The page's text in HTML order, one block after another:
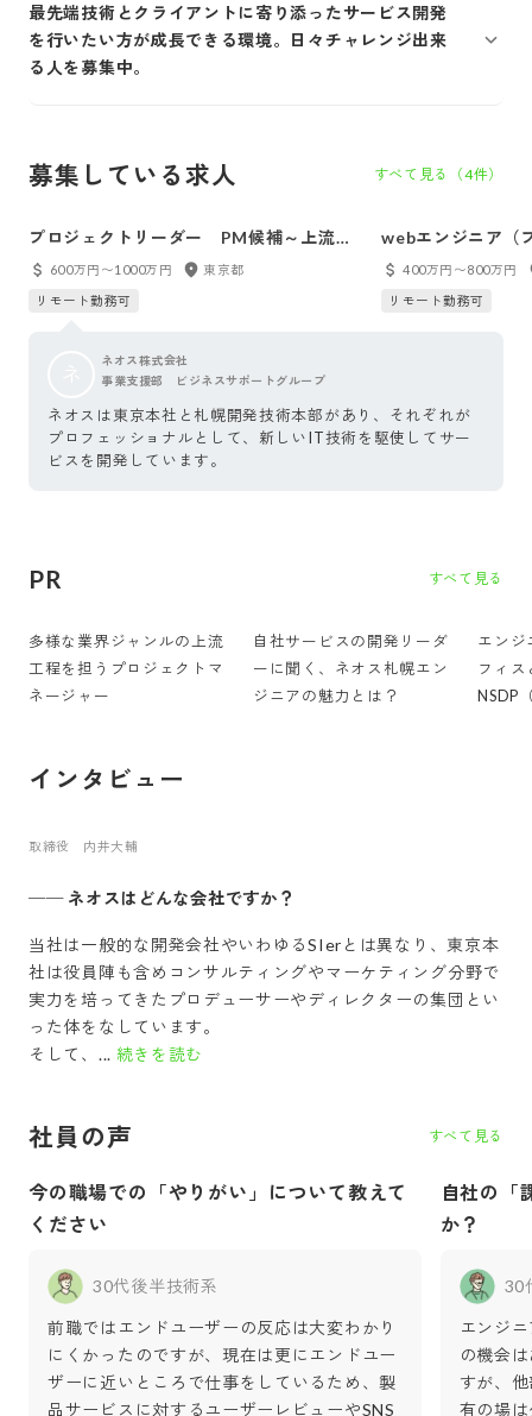
最先端技術とクライアントに寄り添ったサービス開発
を行いたい方が成長できる環境。日々チャレンジ出来
る人を募集中。
募集している求人 すべて見る（4件）
プロジェクトリーダー PM候補～上流工
程から一気通貫のプライム案件プロジェク
トに参画～プロジェクトリーダーからステ
600万円〜1000万円
東京都
リモート勤務可
webエンジニア（
エンド）※転勤/出
発
400万円〜800万円
リモート勤務可
ネオス株式会社
事業支援部 ビジネスサポートグループ
ネオスは東京本社と札幌開発技術本部があり、それぞれが
プロフェッショナルとして、新しいIT技術を駆使してサー
ビスを開発しています。
PR すべて見る
多様な業界ジャンルの上流
工程を担うプロジェクトマ
ネージャー
自社サービスの開発リーダ
ーに聞く、ネオス札幌エン
ジニアの魅力とは？
エンジ
フィス
インタビュー
取締役 内井大輔
── ネオスはどんな会社ですか？
当社は一般的な開発会社やいわゆるSIerとは異なり、東京本
社は役員陣も含めコンサルティングやマーケティング分野で
実力を培ってきたプロデューサーやディレクターの集団とい
った体をなしています。
そして、... 続きを読む
社員の声 すべて見る
今の職場での「やりがい」について教えて
ください
30代後半技術系
前職ではエンドユーザーの反応は大変わかり
にくかったのですが、現在は更にエンドユー
ザーに近いところで仕事をしているため、製
品サービスに対するユーザーレビューやSNS
自社の「
か？
30
エンジ
の機会
すが、
有の場